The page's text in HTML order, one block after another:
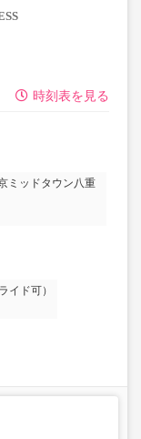
時刻表を見る
ミッドタウン八重
イド可）